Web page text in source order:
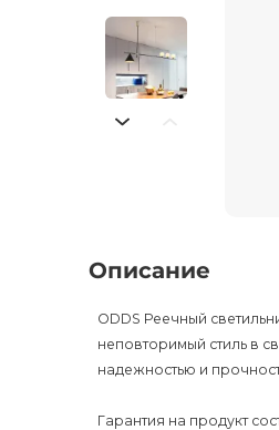
Описание
ODDS Реечный
неповторимый стиль в
надежностью и
Гарантия на продукт